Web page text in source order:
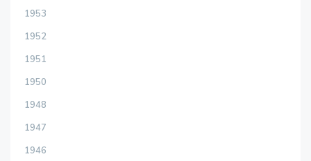
1953
1952
1951
1950
1948
1947
1946